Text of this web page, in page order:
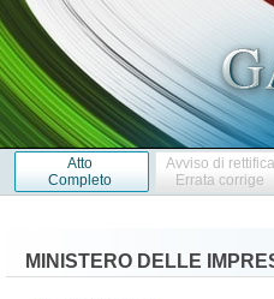
Atto
Completo
Avviso di rettifica
Errata corrige
MINISTERO DELLE